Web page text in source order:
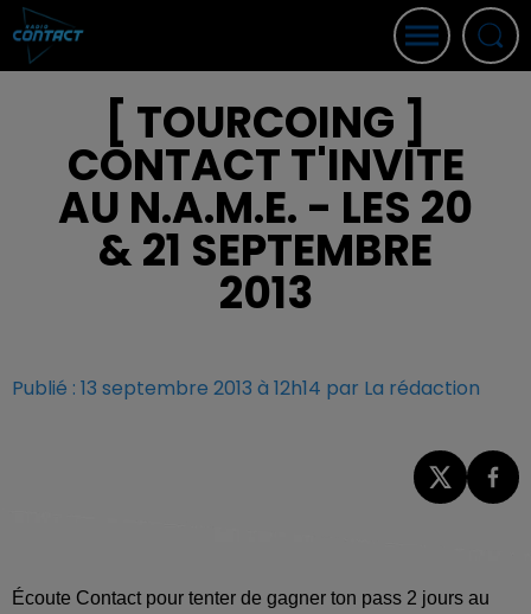
[ TOURCOING ]
CONTACT T'INVITE
AU N.A.M.E. - LES 20
& 21 SEPTEMBRE
2013
Publié : 13 septembre 2013 à 12h14 par La rédaction
Écoute Contact pour tenter de gagner ton pass 2 jours au